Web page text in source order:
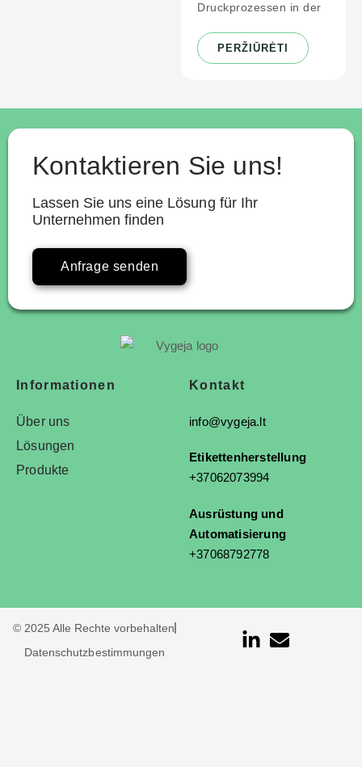
Druckprozessen in der
PERŽIŪRĖTI
Kontaktieren Sie uns!
Lassen Sie uns eine Lösung für Ihr
Unternehmen finden
Anfrage senden
Informationen
Über uns
Lösungen
Produkte
Kontakt
info@vygeja.lt
Etikettenherstellung
+37062073994
Ausrüstung und
Automatisierung
+37068792778
© 2025 Alle Rechte vorbehalten
Datenschutzbestimmungen